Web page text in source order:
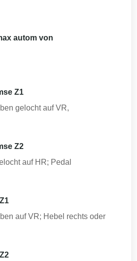
autom von
Z1
gelocht auf VR,
Z2
auf HR; Pedal
auf VR; Hebel rechts oder